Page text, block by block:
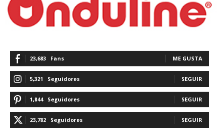
23,683 Fans ME GUSTA
5,321 Seguidores SEGUIR
1,844 Seguidores SEGUIR
23,782 Seguidores SEGUIR